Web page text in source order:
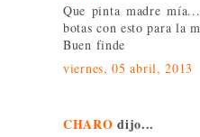
Que pinta madre
botas con esto para la
Buen finde
viernes, 05 abril, 2013
CHARO dijo...